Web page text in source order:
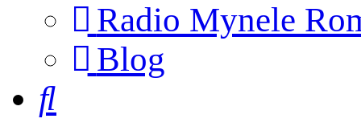
Radio Mynele
Blognew